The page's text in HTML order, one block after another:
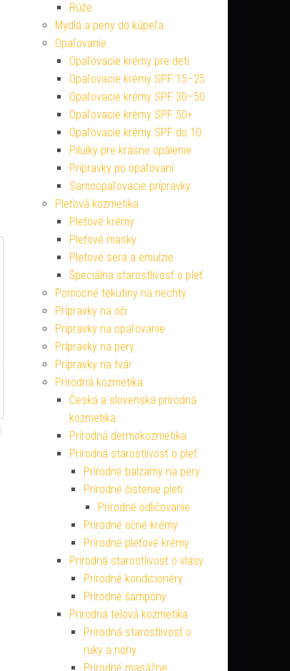
Rúže
Mydlá a peny do kúpeľa
Opaľovanie
Opaľovacie krémy pre deti
Opaľovacie krémy SPF 15–25
Opaľovacie krémy SPF 30–50
Opaľovacie krémy SPF 50+
Opaľovacie krémy SPF do 10
Pilulky pre krásne opálenie
Prípravky po opaľovaní
Samoopaľovacie prípravky
Pleťová kozmetika
Pleťové krémy
Pleťové masky
Pleťové séra a emulzie
Špeciálna starostlivosť o pleť
Pomocné tekutiny na nechty
Prípravky na oči
Prípravky na opaľovanie
Prípravky na pery
Prípravky na tvár
Prírodná kozmetika
Česká a slovenská prírodná
kozmetika
Prírodná dermokozmetika
Prírodná starostlivosť o pleť
Prírodné balzamy na pery
Prírodné čistenie pleti
Prírodné odličovanie
Prírodné očné krémy
Prírodné pleťové krémy
Prírodná starostlivosť o vlasy
Prírodné kondicionéry
Prírodné šampóny
Prírodná telová kozmetika
Prírodná starostlivosť o
ruky a nohy
Prírodné masážne